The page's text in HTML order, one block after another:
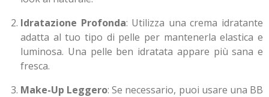
Idratazione Profonda: Utilizza una crema idratante
adatta al tuo tipo di pelle per mantenerla elastica e
luminosa. Una pelle ben idratata appare più sana e
fresca.
Make-Up Leggero: Se necessario, puoi usare una BB